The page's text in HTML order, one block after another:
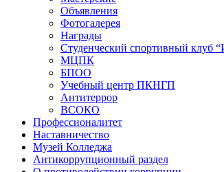
Объявления
Фотогалерея
Награды
Студенческий спортивный клуб
МЦПК
БПОО
Учебный центр ПКНГП
Антитеррор
ВСОКО
Профессионалитет
Наставничество
Музей Колледжа
Антикоррупционный раздел